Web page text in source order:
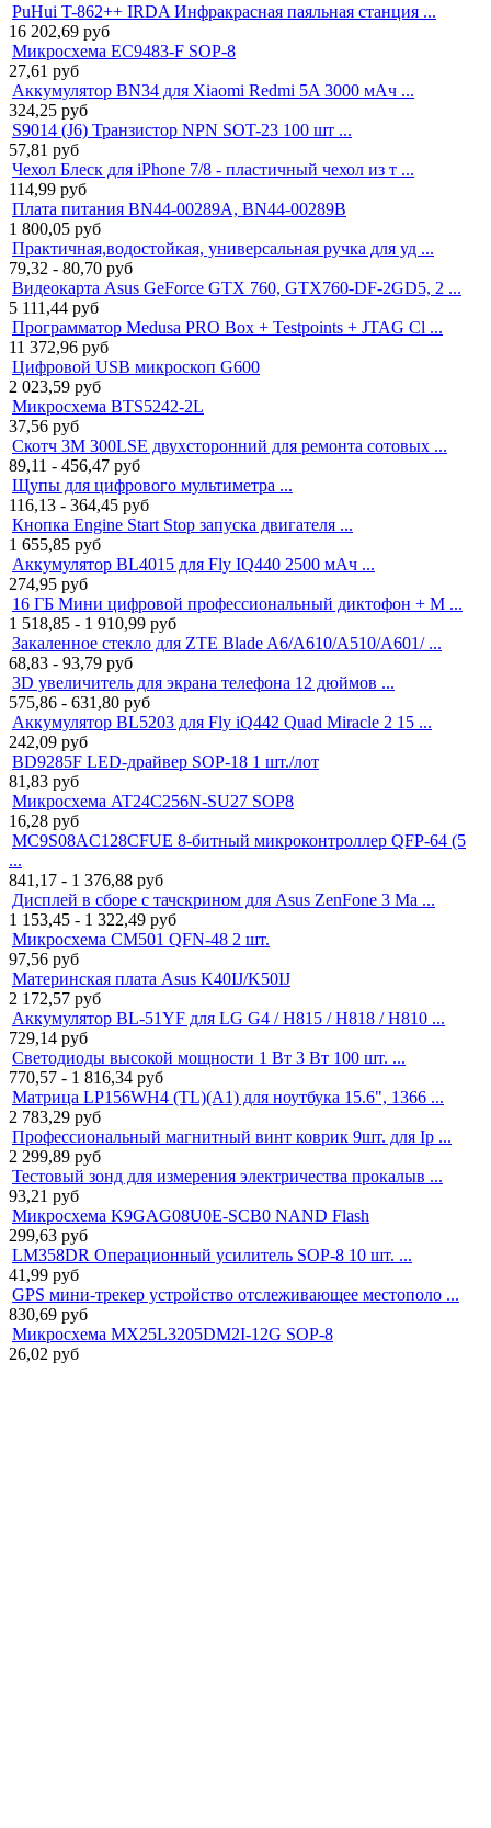
PuHui T-862++ IRDA Инфракрасная паяльная станция ...
16 202,69 руб
Микросхема EC9483-F SOP-8
27,61 руб
Аккумулятор BN34 для Xiaomi Redmi 5A 3000 мАч ...
324,25 руб
S9014 (J6) Транзистор NPN SOT-23 100 шт ...
57,81 руб
Чехол Блеск для iPhone 7/8 - пластичный чехол из т ...
114,99 руб
Плата питания BN44-00289A, BN44-00289B
1 800,05 руб
Практичная,водостойкая, универсальная ручка для уд ...
79,32 - 80,70 руб
Видеокарта Asus GeForce GTX 760, GTX760-DF-2GD5, 2 ...
5 111,44 руб
Программатор Medusa PRO Box + Testpoints + JTAG Cl ...
11 372,96 руб
Цифровой USB микроскоп G600
2 023,59 руб
Микросхема BTS5242-2L
37,56 руб
Скотч 3M 300LSE двухсторонний для ремонта сотовых ...
89,11 - 456,47 руб
Щупы для цифрового мультиметра ...
116,13 - 364,45 руб
Кнопка Engine Start Stop запуска двигателя ...
1 655,85 руб
Аккумулятор BL4015 для Fly IQ440 2500 мАч ...
274,95 руб
16 ГБ Мини цифровой профессиональный диктофон + M ...
1 518,85 - 1 910,99 руб
Закаленное стекло для ZTE Blade A6/A610/A510/A601/ ...
68,83 - 93,79 руб
3D увеличитель для экрана телефона 12 дюймов ...
575,86 - 631,80 руб
Аккумулятор BL5203 для Fly iQ442 Quad Miracle 2 15 ...
242,09 руб
BD9285F LED-драйвер SOP-18 1 шт./лот
81,83 руб
Микросхема AT24C256N-SU27 SOP8
16,28 руб
MC9S08AC128CFUE 8-битный микроконтроллер QFP-64 (5
...
841,17 - 1 376,88 руб
Дисплей в сборе с тачскрином для Asus ZenFone 3 Ma ...
1 153,45 - 1 322,49 руб
Микросхема CM501 QFN-48 2 шт.
97,56 руб
Материнская плата Asus K40IJ/K50IJ
2 172,57 руб
Аккумулятор BL-51YF для LG G4 / H815 / H818 / H810 ...
729,14 руб
Светодиоды высокой мощности 1 Вт 3 Вт 100 шт. ...
770,57 - 1 816,34 руб
Матрица LP156WH4 (TL)(A1) для ноутбука 15.6", 1366 ...
2 783,29 руб
Профессиональный магнитный винт коврик 9шт. для Ip ...
2 299,89 руб
Тестовый зонд для измерения электричества прокалыв ...
93,21 руб
Микросхема K9GAG08U0E-SCB0 NAND Flash
299,63 руб
LM358DR Операционный усилитель SOP-8 10 шт. ...
41,99 руб
GPS мини-трекер устройство отслеживающее местополо ...
830,69 руб
Микросхема MX25L3205DM2I-12G SOP-8
26,02 руб